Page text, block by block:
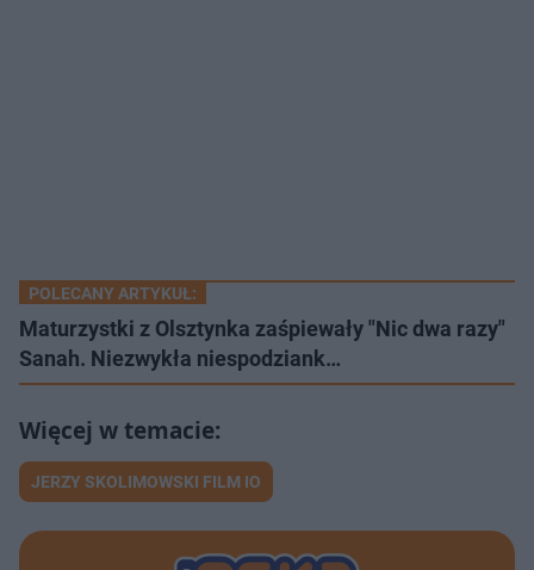
POLECANY ARTYKUŁ:
Maturzystki z Olsztynka zaśpiewały "Nic dwa razy"
Sanah. Niezwykła niespodziank…
JERZY SKOLIMOWSKI FILM IO